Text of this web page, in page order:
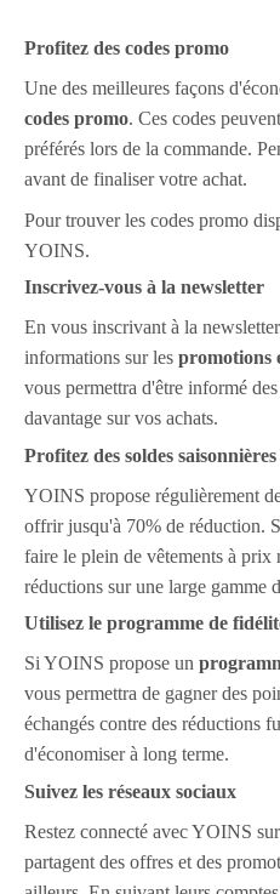
Profitez des codes promo
Une des meilleures façons
codes promo. Ces codes
préférés lors de la commande.
avant de finaliser votre achat.
Pour trouver les codes promo
YOINS.
Inscrivez-vous à la newsletter
En vous inscrivant à la
informations sur les promotions
vous permettra d'être informé
davantage sur vos achats.
Profitez des soldes saisonnières
YOINS propose régulièrement
offrir jusqu'à 70% de réduction.
faire le plein de vêtements à prix
réductions sur une large gamme
Utilisez le programme de
Si YOINS propose un
vous permettra de gagner des
échangés contre des réductions
d'économiser à long terme.
Suivez les réseaux sociaux
Restez connecté avec YOINS
partagent des offres et des